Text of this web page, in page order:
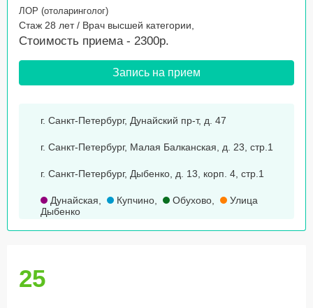
ЛОР (отоларинголог)
Стаж 28 лет / Врач высшей категории,
Стоимость приема - 2300р.
Запись на прием
г. Санкт-Петербург, Дунайский пр-т, д. 47
г. Санкт-Петербург, Малая Балканская, д. 23, стр.1
г. Санкт-Петербург, Дыбенко, д. 13, корп. 4, стр.1
Дунайская, Купчино, Обухово,
Улица
Дыбенко
25